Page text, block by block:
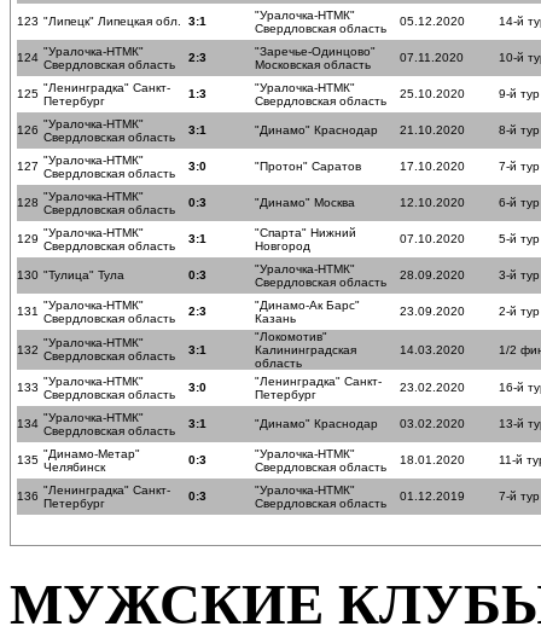
123 "Липецк" Липецкая обл. 3:1
"Уралочка-НТМК"
Свердловская область
05.12.2020 14-й
124 "Уралочка-НТМК"
Свердловская область
2:3
"Заречье-Одинцово"
Московская область
07.11.2020 10-й
125 "Ленинградка" Санкт-
Петербург
1:3
"Уралочка-НТМК"
Свердловская область
25.10.2020 9-й тур
126 "Уралочка-НТМК"
Свердловская область
3:1 "Динамо" Краснодар 21.10.2020 8-й тур
127 "Уралочка-НТМК"
Свердловская область
3:0 "Протон" Саратов 17.10.2020 7-й тур
128 "Уралочка-НТМК"
Свердловская область
0:3 "Динамо" Москва 12.10.2020 6-й тур
129 "Уралочка-НТМК"
Свердловская область
3:1
"Спарта" Нижний
Новгород
07.10.2020 5-й тур
130 "Тулица" Тула 0:3
"Уралочка-НТМК"
Свердловская область
28.09.2020 3-й тур
131 "Уралочка-НТМК"
Свердловская область
2:3
"Динамо-Ак Барс"
Казань
23.09.2020 2-й тур
132
"Уралочка-НТМК"
Свердловская область
3:1
"Локомотив"
Калининградская
область
14.03.2020 1/2
133 "Уралочка-НТМК"
Свердловская область
3:0
"Ленинградка" Санкт-
Петербург
23.02.2020 16-й
134 "Уралочка-НТМК"
Свердловская область
3:1 "Динамо" Краснодар 03.02.2020 13-й
135 "Динамо-Метар"
Челябинск
0:3
"Уралочка-НТМК"
Свердловская область
18.01.2020 11-й
136 "Ленинградка" Санкт-
Петербург
0:3
"Уралочка-НТМК"
Свердловская область
01.12.2019 7-й тур
МУЖСКИЕ